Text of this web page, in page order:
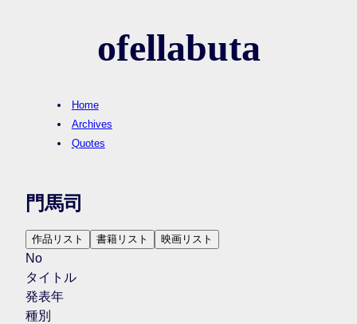
ofellabuta
Home
Archives
Quotes
門馬司
作品リスト 書籍リスト 映画リスト
No
タイトル
発表年
種別